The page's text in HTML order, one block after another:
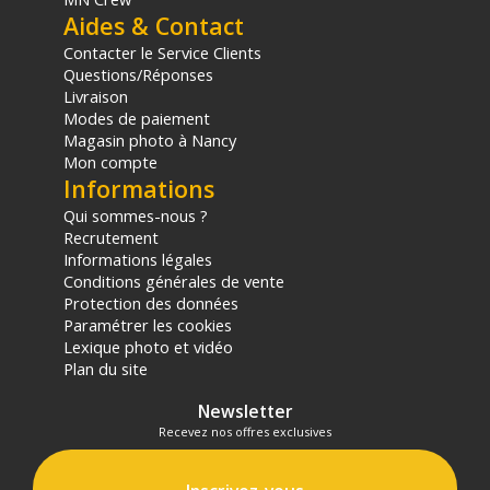
(1) Offre valable jusqu'au 31 Décembre 2030 à partir de 49 euros
d'achat, sur la base d'une expédition Chronopost 24H vers un point
relais situé en France continentale uniquement, valable uniquement
sur les produits de moins de 1m et moins de 20Kg.
(2) Nombre de points Fidélité estimés, hors remises au panier, basé
sur le prix TTC en €, les points seront effectivement calculés dans le
panier.
Aides & Contact
Contacter le Service Clients
Questions/Réponses
Livraison
Modes de paiement
Magasin photo à Nancy
Mon compte
Informations
Qui sommes-nous ?
Recrutement
Informations légales
Conditions générales de vente
Protection des données
Paramétrer les cookies
Lexique photo et vidéo
Plan du site
Newsletter
Recevez nos offres exclusives